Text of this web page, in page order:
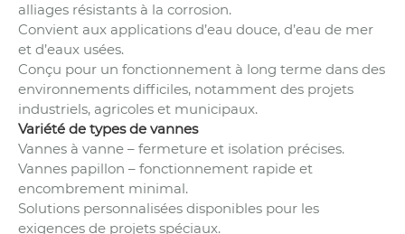
alliages résistants à la corrosion.
Convient aux applications d’eau douce, d’eau de mer
et d’eaux usées.
Conçu pour un fonctionnement à long terme dans des
environnements difficiles, notamment des projets
industriels, agricoles et municipaux.
Variété de types de vannes
Vannes à vanne – fermeture et isolation précises.
Vannes papillon – fonctionnement rapide et
encombrement minimal.
Solutions personnalisées disponibles pour les
exigences de projets spéciaux.